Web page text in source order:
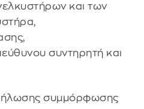
και των
συντηρητή και
συμμόρφωσης